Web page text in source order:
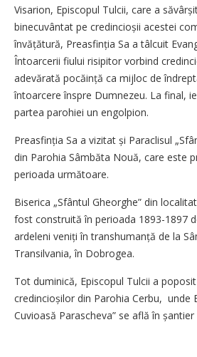
Visarion, Episcopul Tulcii, care a
binecuvântat pe credincioșii acestei
învățătură, Preasfinția Sa a tâlcuit
Întoarcerii fiului risipitor vorbind
adevărată pocăință ca mijloc de
întoarcere înspre Dumnezeu. La final,
partea parohiei un engolpion.
Preasfinția Sa a vizitat și Paraclisul
din Parohia Sâmbăta Nouă, care este
perioada următoare.
Biserica „Sfântul Gheorghe” din
fost construită în perioada 1893-1897
ardeleni veniți în transhumanță de la
Transilvania, în Dobrogea.
Tot duminică, Episcopul Tulcii a
credincioșilor din Parohia Cerbu, unde
Cuvioasă Parascheva” se află în